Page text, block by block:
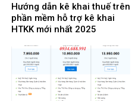
Hướng dẫn kê khai thuế trên
phần mềm hỗ trợ kê khai
HTKK mới nhất 2025